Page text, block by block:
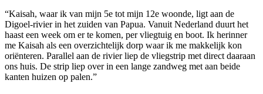
“Kaisah, waar ik van mijn 5e tot mijn 12e woonde, ligt aan de
Digoel-rivier in het zuiden van Papua. Vanuit Nederland duurt het
haast een week om er te komen, per vliegtuig en boot. Ik herinner
me Kaisah als een overzichtelijk dorp waar ik me makkelijk kon
oriënteren. Parallel aan de rivier liep de vliegstrip met direct daaraan
ons huis. De strip liep over in een lange zandweg met aan beide
kanten huizen op palen.”